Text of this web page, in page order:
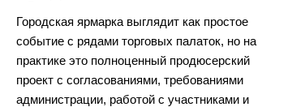
Городская ярмарка выглядит как простое
событие с рядами торговых палаток, но на
практике это полноценный продюсерский
проект с согласованиями, требованиями
администрации, работой с участниками и